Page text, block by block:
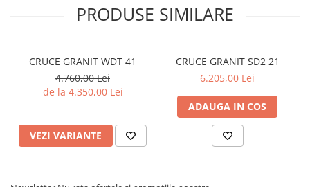
PRODUSE SIMILARE
CRUCE GRANIT WDT 41
4.760,00 Lei
de la 4.350,00 Lei
VEZI VARIANTE
CRUCE GRANIT SD2 21
6.205,00 Lei
ADAUGA IN COS